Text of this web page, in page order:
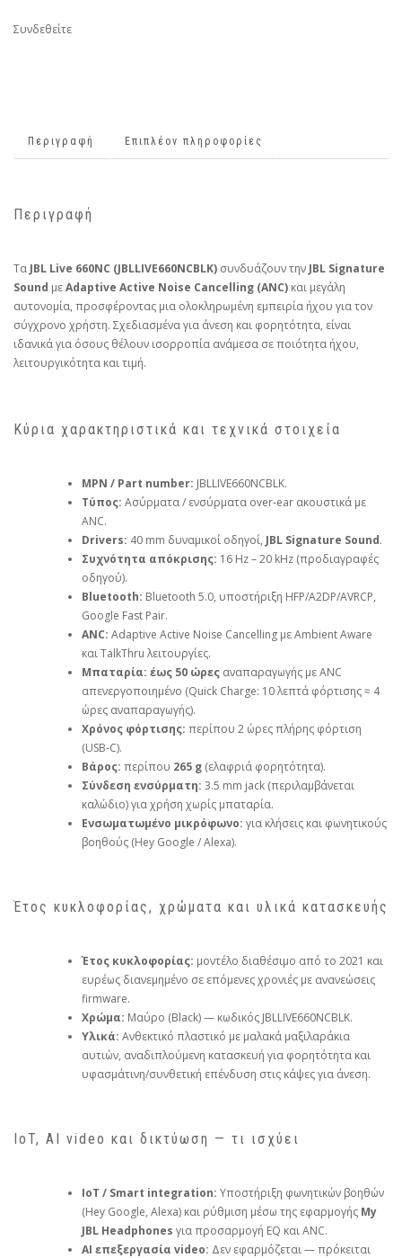
Συνδεθείτε
Περιγραφή Επιπλέον πληροφορίες
Περιγραφή
Τα JBL Live 660NC (JBLLIVE660NCBLK) συνδυάζουν την JBL Signature
Sound μεAdaptive Active Noise Cancelling (ANC) και μεγάλη
αυτονομία, προσφέροντας μια ολοκληρωμένη εμπειρία ήχου για τον
σύγχρονο χρήστη. Σχεδιασμένα για άνεση και φορητότητα, είναι
ιδανικά για όσους θέλουν ισορροπία ανάμεσα σε ποιότητα ήχου,
λειτουργικότητα και τιμή.
Κύρια χαρακτηριστικά και τεχνικά στοιχεία
MPN / Part number: JBLLIVE660NCBLK.
Τύπος: Ασύρματα / ενσύρματα over‑ear ακουστικά με
ANC.
Drivers: 40 mm δυναμικοί οδηγοί, JBL Signature Sound.
Συχνότητα απόκρισης: 16 Hz – 20 kHz (προδιαγραφές
οδηγού).
Bluetooth: Bluetooth 5.0, υποστήριξη HFP/A2DP/AVRCP,
Google Fast Pair.
ANC: Adaptive Active Noise Cancelling με Ambient Aware
και TalkThru λειτουργίες.
Μπαταρία: έως 50 ώρες αναπαραγωγής με ANC
απενεργοποιημένο (Quick Charge: 10 λεπτά φόρτισης ≈ 4
ώρες αναπαραγωγής).
Χρόνος φόρτισης: περίπου 2 ώρες πλήρης φόρτιση
(USB‑C).
Βάρος: περίπου 265 g (ελαφριά φορητότητα).
Σύνδεση ενσύρματη: 3.5 mm jack (περιλαμβάνεται
καλώδιο) για χρήση χωρίς μπαταρία.
Ενσωματωμένο μικρόφωνο: για κλήσεις και φωνητικούς
βοηθούς (Hey Google / Alexa).
Έτος κυκλοφορίας, χρώματα και υλικά κατασκευής
Έτος κυκλοφορίας: μοντέλο διαθέσιμο από το 2021 και
ευρέως διανεμημένο σε επόμενες χρονιές με ανανεώσεις
firmware.
Χρώμα: Μαύρο (Black) — κωδικός JBLLIVE660NCBLK.
Υλικά: Ανθεκτικό πλαστικό με μαλακά μαξιλαράκια
αυτιών, αναδιπλούμενη κατασκευή για φορητότητα και
υφασμάτινη/συνθετική επένδυση στις κάψες για άνεση.
IoT, AI video και δικτύωση — τι ισχύει
IoT / Smart integration: Υποστήριξη φωνητικών βοηθών
(Hey Google, Alexa) και ρύθμιση μέσω της εφαρμογής My
JBL Headphones για προσαρμογή EQ και ANC.
AI επεξεργασία video: Δεν εφαρμόζεται — πρόκειται